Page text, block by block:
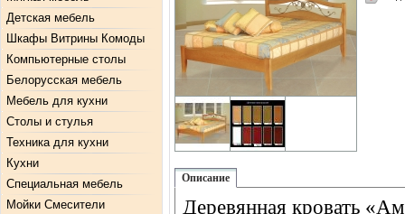
Детская мебель
Шкафы Витрины Комоды
Компьютерные столы
Белорусская мебель
Мебель для кухни
Столы и стулья
Техника для кухни
Кухни
Специальная мебель
Mойки Смесители
Описание
Деревянная кровать